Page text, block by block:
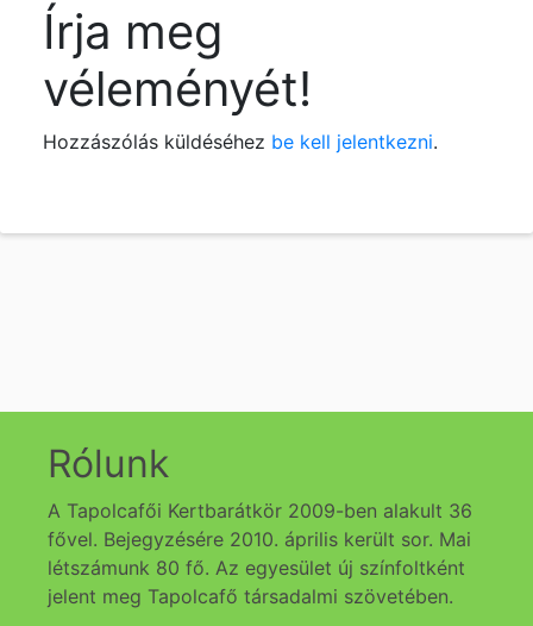
Írja meg
véleményét!
Hozzászólás küldéséhez be kell jelentkezni.
Rólunk
A Tapolcafői Kertbarátkör 2009-ben alakult 36
fővel. Bejegyzésére 2010. április került sor. Mai
létszámunk 80 fő. Az egyesület új színfoltként
jelent meg Tapolcafő társadalmi szövetében.